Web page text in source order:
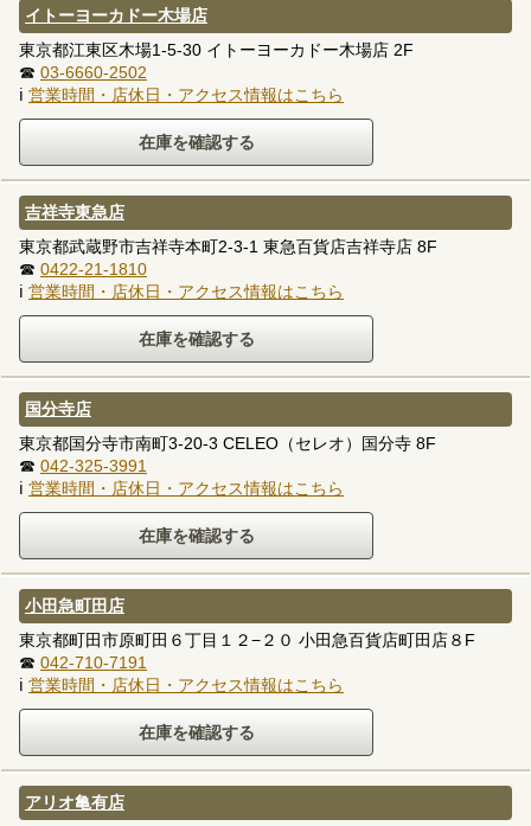
イトーヨーカドー木場店
東京都江東区木場1-5-30 イトーヨーカドー木場店 2F
☎ 03-6660-2502
ℹ 営業時間・店休日・アクセス情報はこちら
吉祥寺東急店
東京都武蔵野市吉祥寺本町2-3-1 東急百貨店吉祥寺店 8F
☎ 0422-21-1810
ℹ 営業時間・店休日・アクセス情報はこちら
国分寺店
東京都国分寺市南町3-20-3 CELEO（セレオ）国分寺 8F
☎ 042-325-3991
ℹ 営業時間・店休日・アクセス情報はこちら
小田急町田店
東京都町田市原町田６丁目１２−２０ 小田急百貨店町田店８F
☎ 042-710-7191
ℹ 営業時間・店休日・アクセス情報はこちら
アリオ亀有店